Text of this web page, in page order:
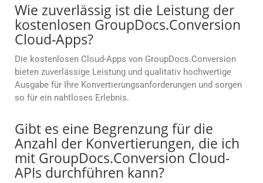
Wie zuverlässig ist die Leistung der
kostenlosen GroupDocs.Conversion
Cloud-Apps?
Die kostenlosen Cloud-Apps von GroupDocs.Conversion
bieten zuverlässige Leistung und qualitativ hochwertige
Ausgabe für Ihre Konvertierungsanforderungen und sorgen
so für ein nahtloses Erlebnis.
Gibt es eine Begrenzung für die
Anzahl der Konvertierungen, die ich
mit GroupDocs.Conversion Cloud-
APIs durchführen kann?